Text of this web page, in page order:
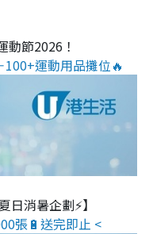
動節2026！
運動用品攤位🔥
日消暑企劃⚡】
張🔋送完即止 <